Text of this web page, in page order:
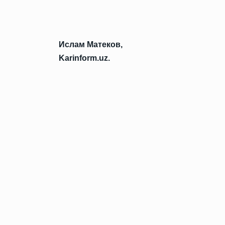
Ислам Матеков,
Karinform.uz.